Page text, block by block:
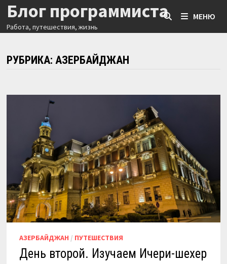
Перейти
содержимому
Блог программиста
Работа, путешествия, жизнь
МЕНЮ
РУБРИКА: АЗЕРБАЙДЖАН
АЗЕРБАЙДЖАН / ПУТЕШЕСТВИЯ
День второй. Изучаем Ичери-шехер